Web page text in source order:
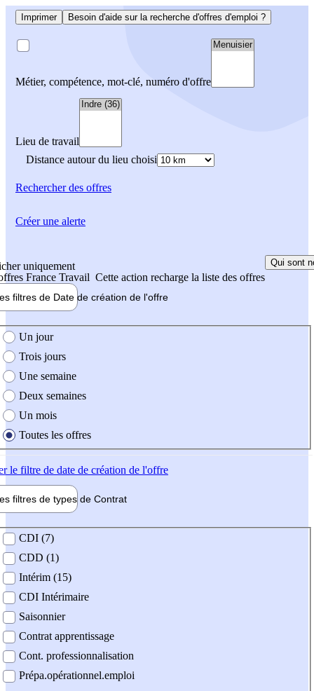
Imprimer Besoin d'aide sur la recherche d'offres d'emploi ?
Métier, compétence, mot-clé, numéro d'offre
Lieu de travail
Distance autour du lieu choisi
Rechercherdes offres
uniquement
France Travail Cette action recharge la liste des offres
Qui sont
filtres de Date de création de l'offre
création de l'offre
Un jour
Trois jours
Une semaine
Deux semaines
Un mois
Toutes les offres
le filtre de date de création de l'offre
filtres de types de Contrat
contrat
CDI (7)
CDD (1)
Intérim (15)
CDI Intérimaire
Saisonnier
Contrat apprentissage
Cont. professionnalisation
Prépa.opérationnel.emploi
Créer une alerte